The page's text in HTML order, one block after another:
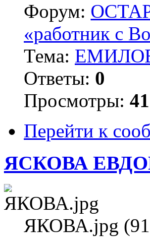
Форум:
«работник с
Тема:
Ответы: 0
Просмотры: 41
Перейти к
ЯСКОВА
ЯКОВА.jpg